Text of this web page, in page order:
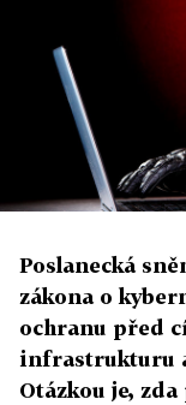
Poslanecká
zákona o
ochranu před
infrastrukturu
Otázkou je,